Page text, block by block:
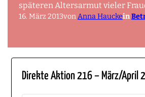
späteren Altersarmut vieler
16. März 2013vonAnna Hauckein
Direkte Aktion 216 – März/April